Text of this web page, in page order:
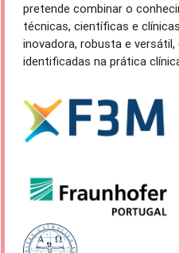
pretende combinar o
técnicas, científicas e
inovadora, robusta e
identificadas na prática